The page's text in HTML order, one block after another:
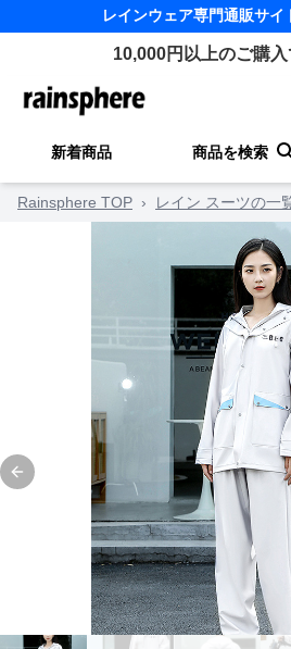
レインウェア専門通販サイ
10,000円以上のご購
新着商品 商品を検索
Rainsphere TOP › レイン スーツの一
Previous slide